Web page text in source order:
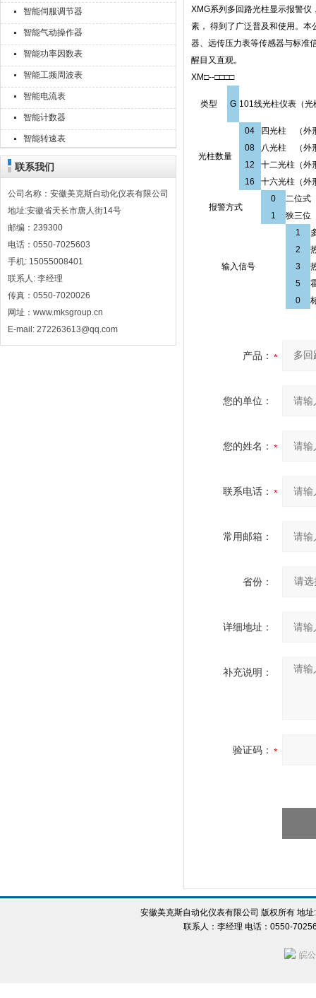
智能伺服调节器
智能气动操作器
智能功率因数表
智能工频周波表
智能电流表
智能计数器
智能转速表
联系我们
公司名称：安徽美克斯自动化仪表有限公司
地址:安徽省天长市唐人街14号
邮编：239300
电话：0550-7025603
手机: 15055008401
联系人: 李经理
传真：0550-7020026
网址：www.mksgroup.cn
E-mail: 272263613@qq.com
XMG系列多回路光柱显示报警
素， 得到了广泛普及和使用。
器、远传压力表等传感器与标准
醒目又直观。
XM□--□□□□
类型 G 101线光柱仪表（
光柱数量
04
08
12
16
四光柱 （外
八光柱 （外
十二光柱（外
十六光柱（外
报警方式
0
1
二位式
狭三位
输入信号
1
2
3
5
0
产品：
您的单位：
您的姓名：
联系电话：
常用邮箱：
省份：
详细地址：
补充说明：
验证码：
安徽美克斯自动化仪表有限公司 版权所有 地
联系人：李经理 电话：0550-
皖